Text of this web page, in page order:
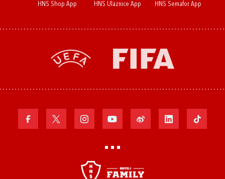
HNS Shop App HNS Ulaznice App HNS Semafor App